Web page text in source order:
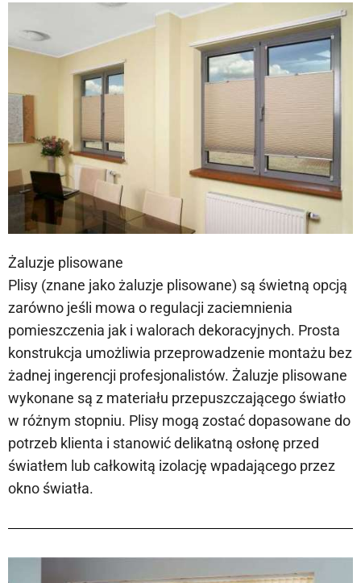
Żaluzje plisowane
Plisy (znane jako żaluzje plisowane) są świetną opcją
zarówno jeśli mowa o regulacji zaciemnienia
pomieszczenia jak i walorach dekoracyjnych. Prosta
konstrukcja umożliwia przeprowadzenie montażu bez
żadnej ingerencji profesjonalistów. Żaluzje plisowane
wykonane są z materiału przepuszczającego światło
w różnym stopniu. Plisy mogą zostać dopasowane do
potrzeb klienta i stanowić delikatną osłonę przed
światłem lub całkowitą izolację wpadającego przez
okno światła.